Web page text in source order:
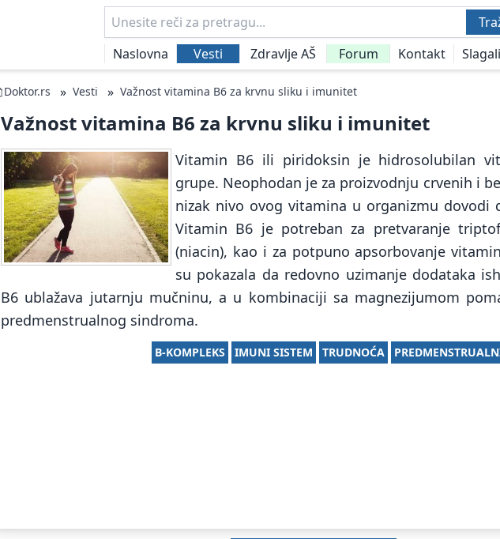
Naslovna
Vesti Zdravlje AŠ Forum Kontakt
Doktor.rs » Vesti » Važnost vitamina B6 za krvnu sliku i imunitet
Važnost vitamina B6 za krvnu sliku i imunitet
Vitamin B6 ili piridoksin je hidrosolubilan
grupe. Neophodan je za proizvodnju crvenih i
nizak nivo ovog vitamina u organizmu dovodi
Vitamin B6 je potreban za pretvaranje
(niacin), kao i za potpuno apsorbovanje
su pokazala da redovno uzimanje dodataka
B6 ublažava jutarnju mučninu, a u kombinaciji sa magnezijumom
predmenstrualnog sindroma.
TRUDNOĆA
IMUNI SISTEM
B-KOMPLEKS